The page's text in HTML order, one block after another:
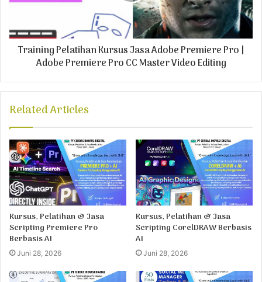
Training Pelatihan Kursus Jasa Adobe Premiere Pro |
Adobe Premiere Pro CC Master Video Editing
Related Articles
Kursus, Pelatihan & Jasa
Scripting Premiere Pro
Berbasis AI
Juni 28, 2026
Kursus, Pelatihan & Jasa
Scripting CorelDRAW Berbasis
AI
Juni 28, 2026